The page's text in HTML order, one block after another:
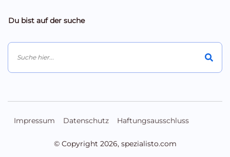
Du bist auf der suche
Impressum Datenschutz Haftungsausschluss
© Copyright 2026, spezialisto.com